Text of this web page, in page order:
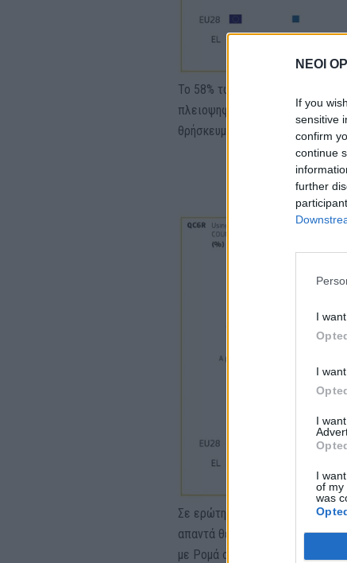
ΝΕΟΙ
If you
sensitive
confirm
continue
further
I
I
I
I
of my
was
Το 58% των Ελλήνων δηλώνει
πλειοψηφία του πληθυσμού
θρήσκευμα.
Σε ερώτηση αν θα αισθάνονταν
απαντά θετικά. Το 56% απαντά
με Ρομά συναδέλφους. Το 45%